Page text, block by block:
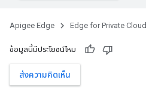
Apigee Edge Edge for Private Cloud
ข้อมูลนี้มีประโยชน์ไหม
ส่งความคิดเห็น